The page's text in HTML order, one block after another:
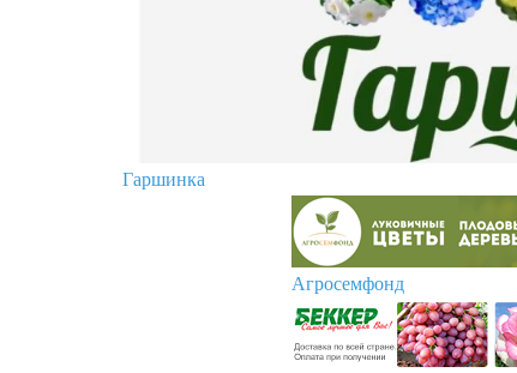
Гаршинка
Агросемфонд